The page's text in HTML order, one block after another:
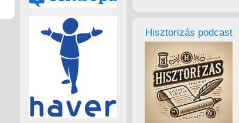
Hisztorizás podcast